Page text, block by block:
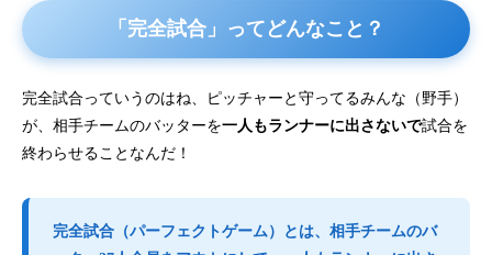
「完全試合」ってどんなこと？
完全試合っていうのはね、ピッチャーと守ってるみんな（野手）
が、相手チームのバッターを一人もランナーに出さないで試合を
終わらせることなんだ！
完全試合（パーフェクトゲーム）とは、相手チームのバ